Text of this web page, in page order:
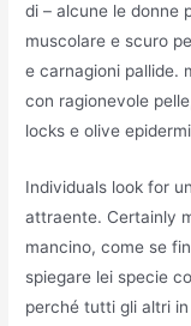
di – alcune le donne
muscolare e scuro
e carnagioni pallide.
con ragionevole
locks e olive
Individuals look for
attraente. Certainly
mancino, come se
spiegare lei specie
perché tutti gli altri